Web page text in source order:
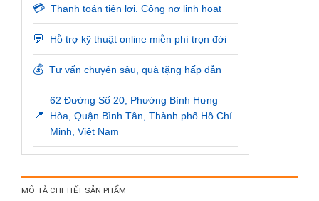
💳 Thanh toán tiện lợi. Công nợ linh hoạt
💬 Hỗ trợ kỹ thuật online miễn phí trọn đời
💰 Tư vấn chuyên sâu, quà tặng hấp dẫn
📍
62 Đường Số 20, Phường Bình Hưng
Hòa, Quận Bình Tân, Thành phố Hồ Chí
Minh, Việt Nam
MÔ TẢ CHI TIẾT SẢN PHẨM